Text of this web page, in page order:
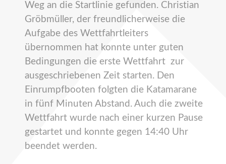
Weg an die Startlinie gefunden. Christian
Gröbmüller, der freundlicherweise die
Aufgabe des Wettfahrtleiters
übernommen hat konnte unter guten
Bedingungen die erste Wettfahrt zur
ausgeschriebenen Zeit starten. Den
Einrumpfbooten folgten die Katamarane
in fünf Minuten Abstand. Auch die zweite
Wettfahrt wurde nach einer kurzen Pause
gestartet und konnte gegen 14:40 Uhr
beendet werden.